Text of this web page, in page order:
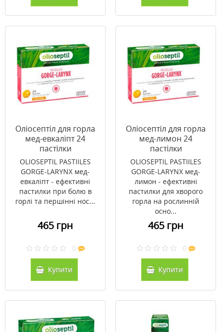
Оліосептіл для горла
мед-евкаліпт 24
пастілки
OLIOSEPTIL PASTIILES
GORGE-LARYNX мед-
евкаліпт - ефективні
пастилки при болю в
горлі та першінні нос...
465 грн
0
Купити
Оліосептіл для горла
мед-лимон 24
пастілки
OLIOSEPTIL PASTIILES
GORGE-LARYNX мед-
лимон - ефективні
пастилки для хворого
горла на рослинній
осно...
465 грн
0
Купити